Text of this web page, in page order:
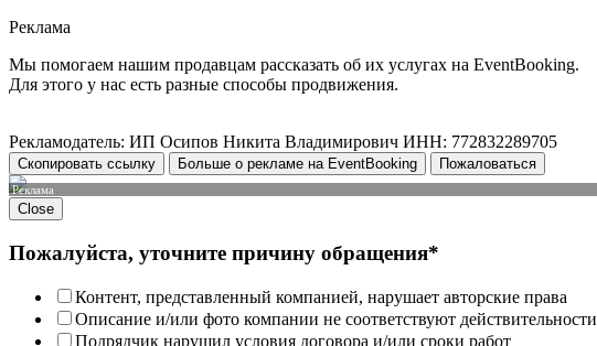
Реклама
Мы помогаем нашим продавцам рассказать об их услугах на EventBooking.
Для этого у нас есть разные способы продвижения.
Рекламодатель: ИП Осипов Никита Владимирович ИНН: 772832289705
Скопировать ссылку Больше о рекламе на EventBooking Пожаловаться
Реклама
Close
Пожалуйста, уточните причину обращения*
Контент, представленный компанией, нарушает авторские права
Описание и/или фото компании не соответствуют действительности
Подрядчик нарушил условия договора и/или сроки работ